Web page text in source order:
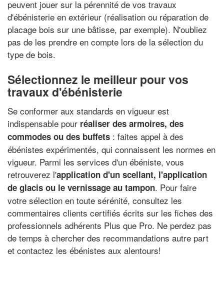
peuvent jouer sur la pérennité de vos travaux
d'ébénisterie en extérieur (réalisation ou réparation de
placage bois sur une bâtisse, par exemple). N'oubliez
pas de les prendre en compte lors de la sélection du
type de bois.
Sélectionnez le meilleur pour vos
travaux d'ébénisterie
Se conformer aux standards en vigueur est
indispensable pour réaliser des armoires, des
commodes ou des buffets : faites appel à des
ébénistes expérimentés, qui connaissent les normes en
vigueur. Parmi les services d'un ébéniste, vous
retrouverez l'application d'un scellant, l'application
de glacis ou le vernissage au tampon. Pour faire
votre sélection en toute sérénité, consultez les
commentaires clients certifiés écrits sur les fiches des
professionnels adhérents Plus que Pro. Ne perdez pas
de temps à chercher des recommandations autre part
et contactez les ébénistes aux alentours!